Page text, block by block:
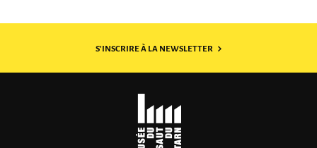
S'INSCRIRE À LA NEWSLETTER